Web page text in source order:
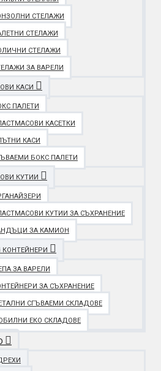
СТЕЛАЖИ
СТЕЛАЖИ
СТЕЛАЖИ
ЗА ВАРЕЛИ
КАСИ
ПАЛЕТИ
КАСЕТКИ
КАСИ
БОКС ПАЛЕТИ
КУТИИ
КУТИИ ЗА СЪХРАНЕНИЕ
ЗА КАМИОН
ЗА ВАРЕЛИ
ЗА СЪХРАНЕНИЕ
СГЪВАЕМИ СКЛАДОВЕ
ЕКО СКЛАДОВЕ